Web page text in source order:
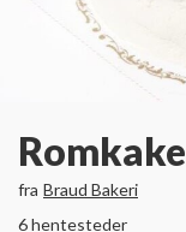
Romkake
fra Braud Bakeri
6 hentesteder